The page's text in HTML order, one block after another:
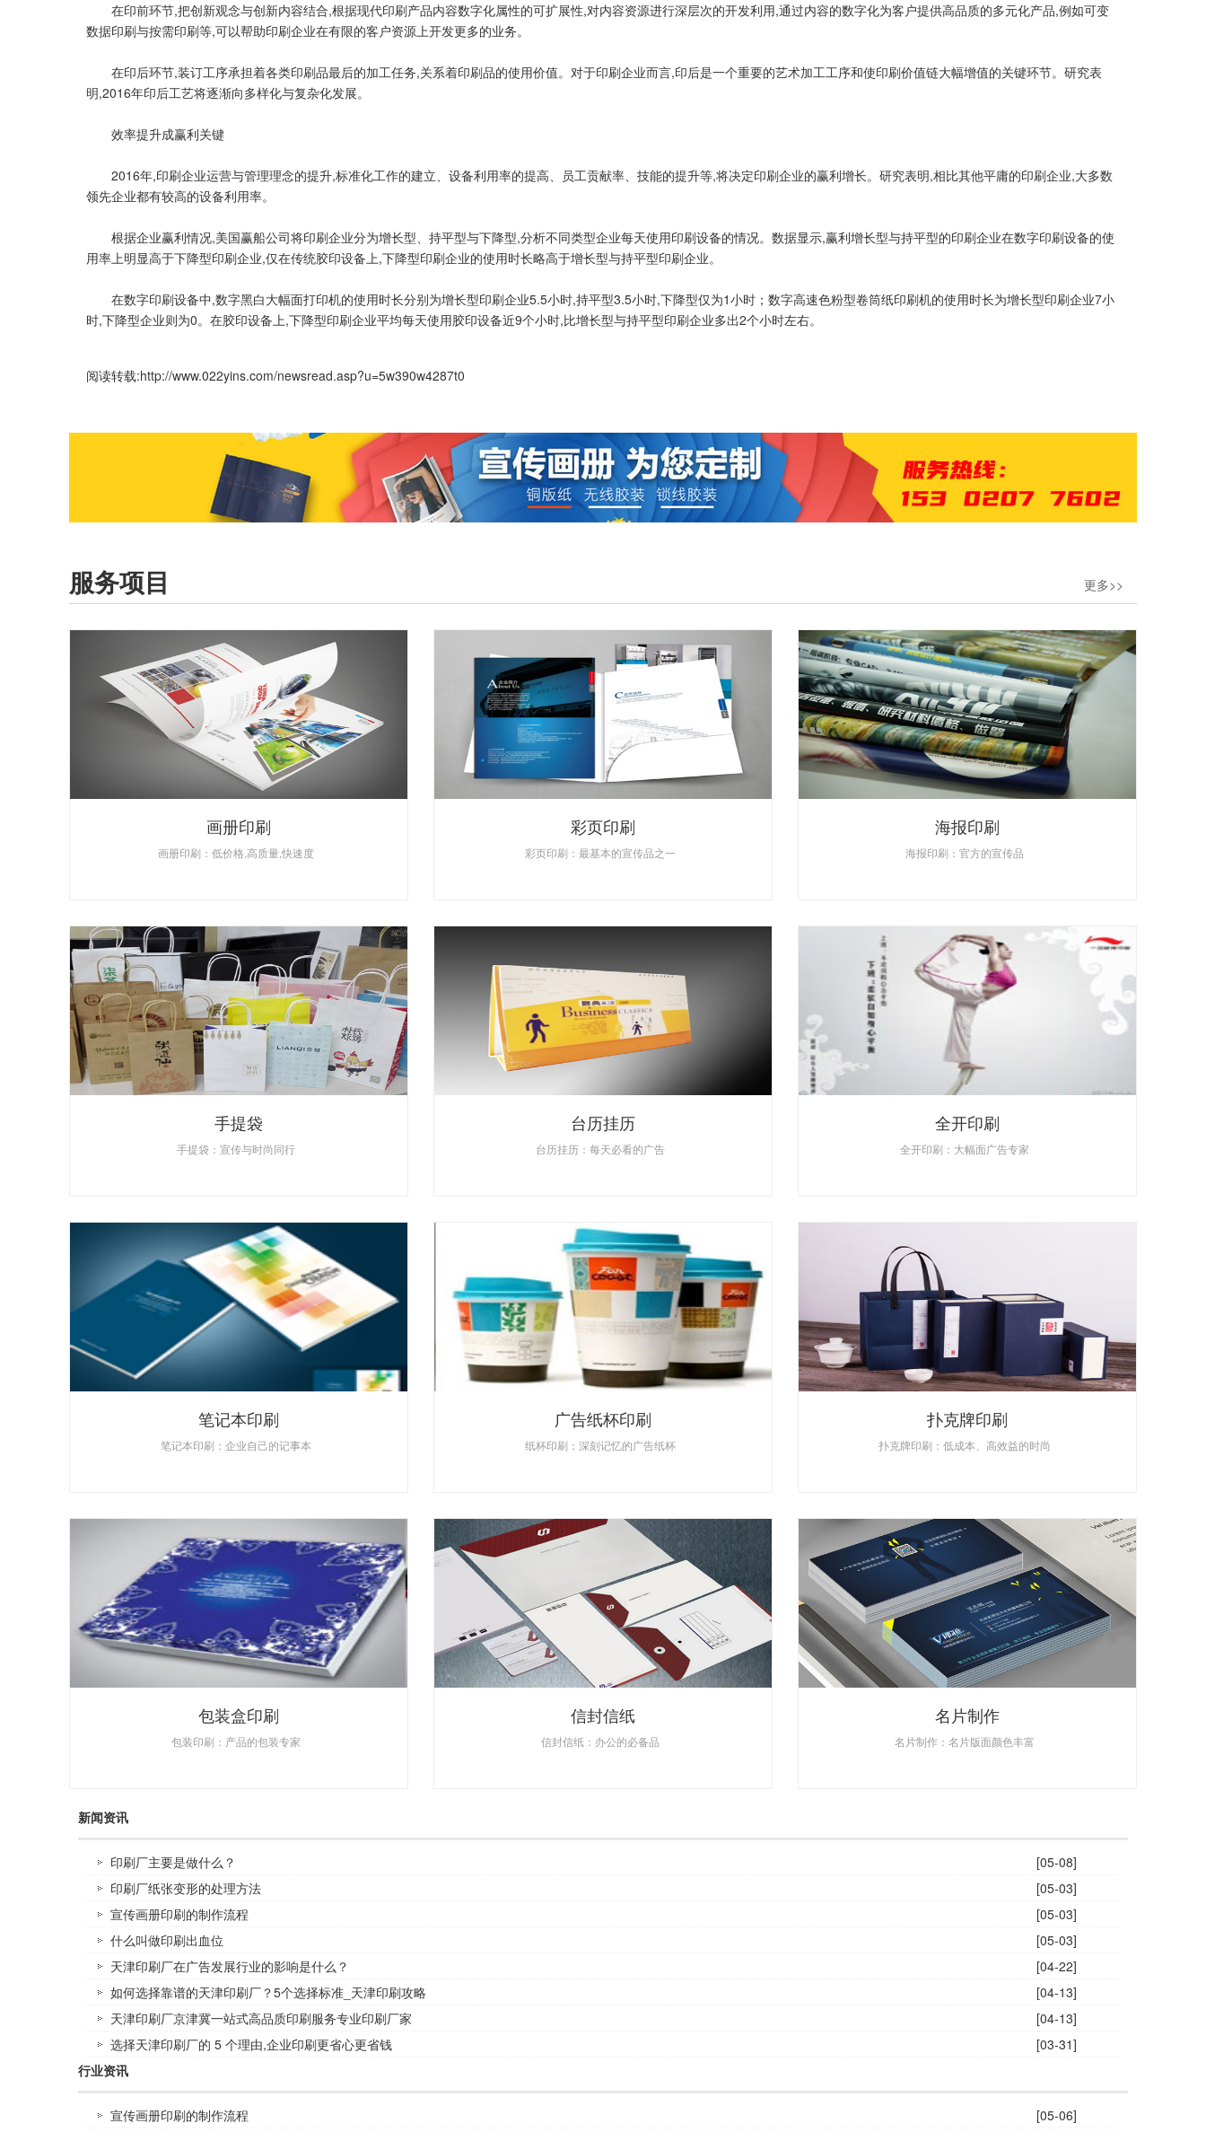
在印前环节,把创新观念与创新内容结合,根据现代印刷产品内容数字化属性的可扩展性,对内容资源进行深层次的开发利用,通过内容的数字化为客户提供高品质的多元化产品,例如可变
数据印刷与按需印刷等,可以帮助印刷企业在有限的客户资源上开发更多的业务。
在印后环节,装订工序承担着各类印刷品最后的加工任务,关系着印刷品的使用价值。对于印刷企业而言,印后是一个重要的艺术加工工序和使印刷价值链大幅增值的关键环节。研究表
明,2016年印后工艺将逐渐向多样化与复杂化发展。
效率提升成赢利关键
2016年,印刷企业运营与管理理念的提升,标准化工作的建立、设备利用率的提高、员工贡献率、技能的提升等,将决定印刷企业的赢利增长。研究表明,相比其他平庸的印刷企业,大多数
领先企业都有较高的设备利用率。
根据企业赢利情况,美国赢船公司将印刷企业分为增长型、持平型与下降型,分析不同类型企业每天使用印刷设备的情况。数据显示,赢利增长型与持平型的印刷企业在数字印刷设备的使
用率上明显高于下降型印刷企业,仅在传统胶印设备上,下降型印刷企业的使用时长略高于增长型与持平型印刷企业。
在数字印刷设备中,数字黑白大幅面打印机的使用时长分别为增长型印刷企业5.5小时,持平型3.5小时,下降型仅为1小时；数字高速色粉型卷筒纸印刷机的使用时长为增长型印刷企业7小
时,下降型企业则为0。在胶印设备上,下降型印刷企业平均每天使用胶印设备近9个小时,比增长型与持平型印刷企业多出2个小时左右。
阅读转载:http://www.022yins.com/newsread.asp?u=5w390w4287t0
服务项目 更多>>
画册印刷
画册印刷：低价格,高质量,快速度
彩页印刷
彩页印刷：最基本的宣传品之一
海报印刷
海报印刷：官方的宣传品
手提袋
手提袋：宣传与时尚同行
台历挂历
台历挂历：每天必看的广告
全开印刷
全开印刷：大幅面广告专家
笔记本印刷
笔记本印刷：企业自己的记事本
广告纸杯印刷
纸杯印刷：深刻记忆的广告纸杯
扑克牌印刷
扑克牌印刷：低成本、高效益的时尚
包装盒印刷
包装印刷：产品的包装专家
信封信纸
信封信纸：办公的必备品
名片制作
名片制作：名片版面颜色丰富
新闻资讯
印刷厂主要是做什么？
[05-08]
印刷厂纸张变形的处理方法
[05-03]
宣传画册印刷的制作流程
[05-03]
什么叫做印刷出血位
[05-03]
天津印刷厂在广告发展行业的影响是什么？
[04-22]
如何选择靠谱的天津印刷厂？5个选择标准_天津印刷攻略
[04-13]
天津印刷厂京津冀一站式高品质印刷服务专业印刷厂家
[04-13]
选择天津印刷厂的 5 个理由,企业印刷更省心更省钱
[03-31]
行业资讯
宣传画册印刷的制作流程 [05-06]